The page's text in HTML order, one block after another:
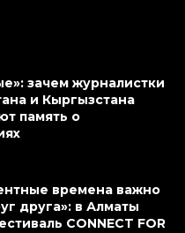
зачем журналистки
и Кыргызстана
память о
времена важно
друга»: в Алматы
CONNECT FOR